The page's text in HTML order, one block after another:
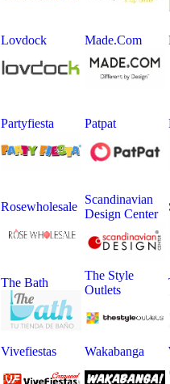
Lovdock Made.com
Partyfiesta Patpat
Rosewholesale
Scandinavian
Design Center
The Bath
The Style
Outlets
Vivefiestas Wakabanga